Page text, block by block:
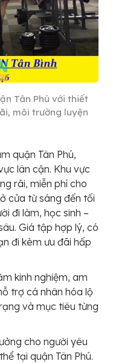
Tân Phú với thiết
môi trường luyện
quận Tân Phú,
lân cận. Khu vực
rãi, miễn phí cho
cửa từ sáng đến tối
đi làm, học sinh –
Giá tập hợp lý, có
đi kèm ưu đãi hấp
kinh nghiệm, am
trợ cá nhân hóa lộ
và mục tiêu từng
cho người yêu
tại quận Tân Phú.